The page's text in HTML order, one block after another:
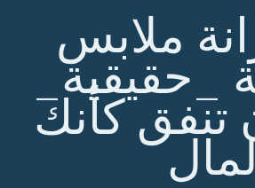
ملابس
_حقيقية_
تنفق كأنك